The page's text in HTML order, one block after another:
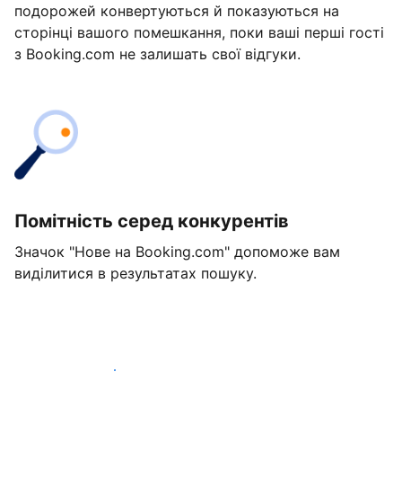
подорожей конвертуються й показуються на
сторінці вашого помешкання, поки ваші перші гості
з Booking.com не залишать свої відгуки.
Помітність серед конкурентів
Значок "Нове на Booking.com" допоможе вам
виділитися в результатах пошуку.
Розпочати вже сьогодні